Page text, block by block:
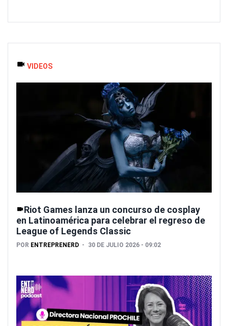
VIDEOS
Riot Games lanza un concurso de cosplay
en Latinoamérica para celebrar el regreso de
League of Legends Classic
POR ENTREPRENERD 30 DE JULIO 2026 - 09:02